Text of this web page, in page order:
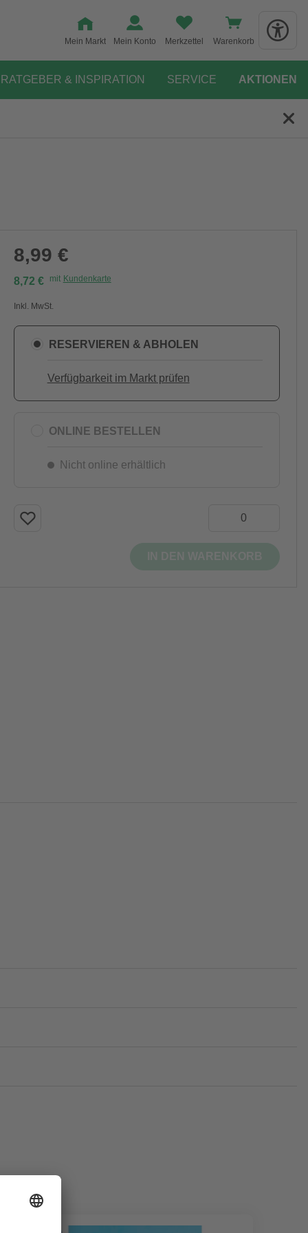
Mein Markt Mein Konto Merkzettel Warenkorb
RATGEBER & INSPIRATION SERVICE AKTIONEN
8,99 €
8,72 € mit Kundenkarte
Inkl. MwSt.
RESERVIEREN & ABHOLEN
Verfügbarkeit im Markt prüfen
ONLINE BESTELLEN
Nicht online erhältlich